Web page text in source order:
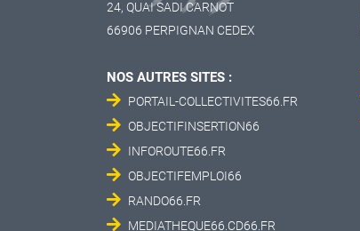
24, QUAI SADI CARNOT
66906 PERPIGNAN CEDEX
NOS AUTRES SITES :
PORTAIL-COLLECTIVITES66.FR
OBJECTIFINSERTION66
INFOROUTE66.FR
OBJECTIFEMPLOI66
RANDO66.FR
MEDIATHEQUE66.CD66.FR